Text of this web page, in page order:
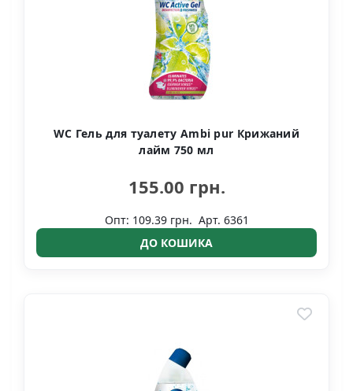
WC Гель для туалету Ambi pur Крижаний
лайм 750 мл
155.00 грн.
Опт: 109.39 грн. Арт. 6361
ДО КОШИКА